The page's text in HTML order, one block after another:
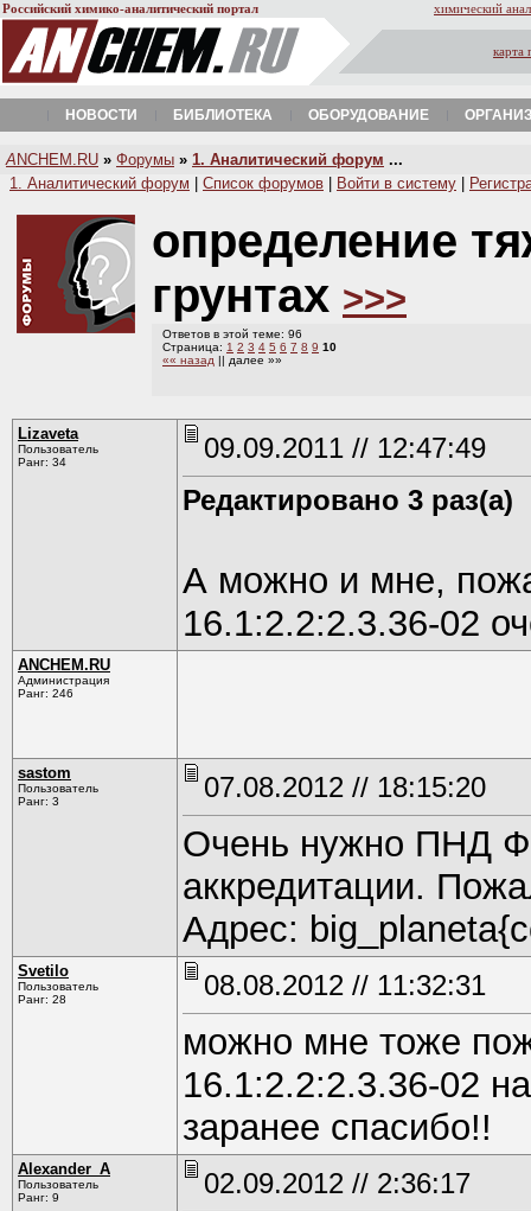
Российский химико-аналитический портал химический
карта
НОВОСТИ БИБЛИОТЕКА ОБОРУДОВАНИЕ
A NCHEM.RU » Форумы » 1. Аналитический форум ...
1. Аналитический форум
Список форумов Войти в систему
определение
грунтах >>>
Ответов в этой теме: 96
Страница: 1 2 3 4 5 6 7 8 9 10
«« назад || далее »»
Lizaveta
Пользователь
Ранг: 34
09.09.2011 // 12:47:49
Редактировано 3 раз(а)
А можно и мне,
16.1:2.2:2.3.36-02
ANCHEM.RU
Администрация
Ранг: 246
sastom
Пользователь
Ранг: 3
07.08.2012 // 18:15:20
Очень нужно ПНД Ф
аккредитации.
Адрес:
Svetilo
Пользователь
Ранг: 28
08.08.2012 // 11:32:31
можно мне тоже
16.1:2.2:2.3.36-02
заранее спасибо!!
Alexander_A
Пользователь
Ранг: 9
02.09.2012 // 2:36:17